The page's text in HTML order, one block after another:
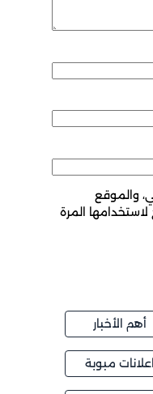
والموقع
المرة
أهم الأخبار
اعلانات مبوبة